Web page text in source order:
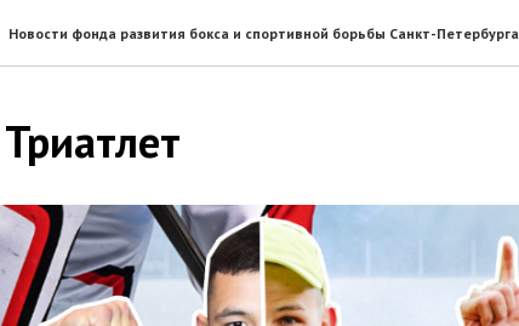
Новости фонда развития бокса и спортивной борьбы Санкт-Петербурга